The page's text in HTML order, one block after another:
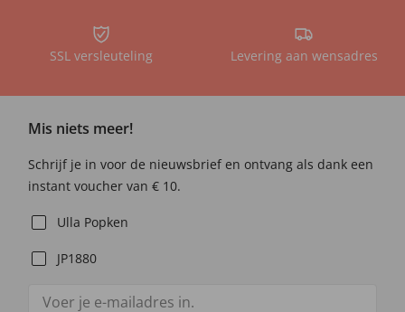
SSL versleuteling Levering aan wensadres
Mis niets meer!
Schrijf je in voor de nieuwsbrief en ontvang als dank een
instant voucher van € 10.
Ulla Popken
JP1880